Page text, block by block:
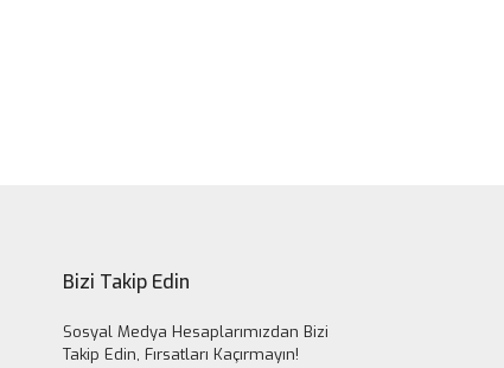
Bizi Takip Edin
Sosyal Medya Hesaplarımızdan Bizi
Takip Edin, Fırsatları Kaçırmayın!